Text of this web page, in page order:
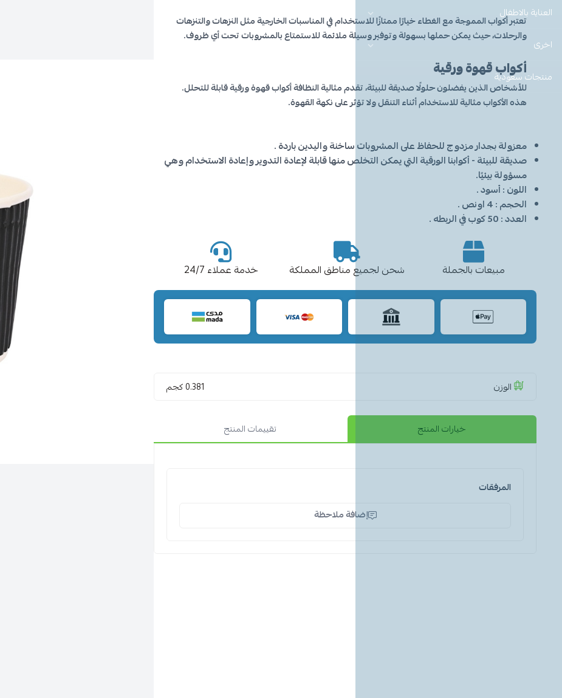
العناية بالاطفال
اخرى
منتجات سعودية
تعتبر أكواب المموجة مع الغطاء خيارًا ممتازًا للاستخدام في المناسبات الخارجية مثل النزهات والتنزهات
والرحلات، حيث يمكن حملها بسهولة وتوفير وسيلة ملائمة للاستمتاع بالمشروبات تحت أي ظروف.
أكواب قهوة ورقية
للأشخاص الذين يفضلون حلولًا صديقة للبيئة، تقدم مثالية النظافة أكواب قهوة ورقية قابلة للتحلل.
هذه الأكواب مثالية للاستخدام أثناء التنقل ولا تؤثر على نكهة القهوة.
معزولة بجدار مزدوج للحفاظ على المشروبات ساخنة واليدين باردة .
صديقة للبيئة - أكوابنا الورقية التي يمكن التخلص منها قابلة لإعادة التدوير وإعادة الاستخدام وهي
مسؤولة بيئيًا.
اللون : أسود .
الحجم : 4 اونص .
العدد : 50 كوب في الربطه .
مبيعات بالجملة شحن لجميع مناطق المملكة خدمة عملاء 24/7
الوزن 0.381 كجم
خيارات المنتج تقييمات المنتج
المرفقات
إضافة ملاحظة